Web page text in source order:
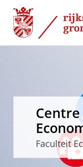
Skip
Content
Skip
Navigation
Faculteit